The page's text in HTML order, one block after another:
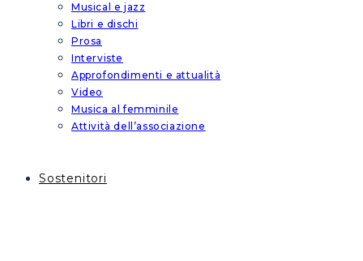
Musical e jazz
Libri e dischi
Prosa
Interviste
Approfondimenti e attualità
Video
Musica al femminile
Attività dell’associazione
Sostenitori